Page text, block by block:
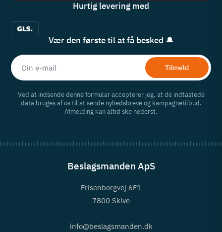
Hurtig levering med
Vær den første til at få besked 🔔
Tilmeld
Ved at indsende denne formular accepterer jeg, at de indtastede
data bruges af os til at sende nyhedsbreve og kampagnetilbud.
Afmelding kan altid ske nederst.
Beslagsmanden ApS
Frisenborgvej 6F1
7800 Skive
info@beslagsmanden.dk